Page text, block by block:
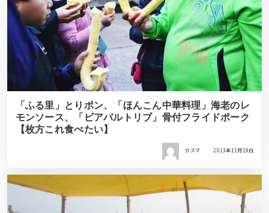
「ふる里」とりポン、「ほんこん中華料理」海老のレ
モンソース、「ビアバルトリブ」骨付フライドポーク
【枚方これ食べたい】
カズマ 2013年11月19日